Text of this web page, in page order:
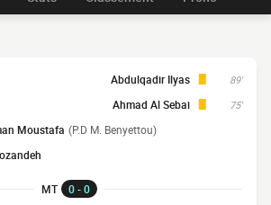
89'
Abdulqadir Ilyas
75'
Ahmad Al Sebai
Moustafa (P.D M. Benyettou)
MT 0 - 0